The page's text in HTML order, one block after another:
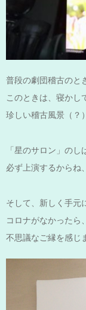
普段の劇団稽古のと
このときは、寝かし
珍しい稽古風景（？
「星のサロン」の
必ず上演するからね
そして、新しく手元
コロナがなかったら
不思議なご縁を感じ